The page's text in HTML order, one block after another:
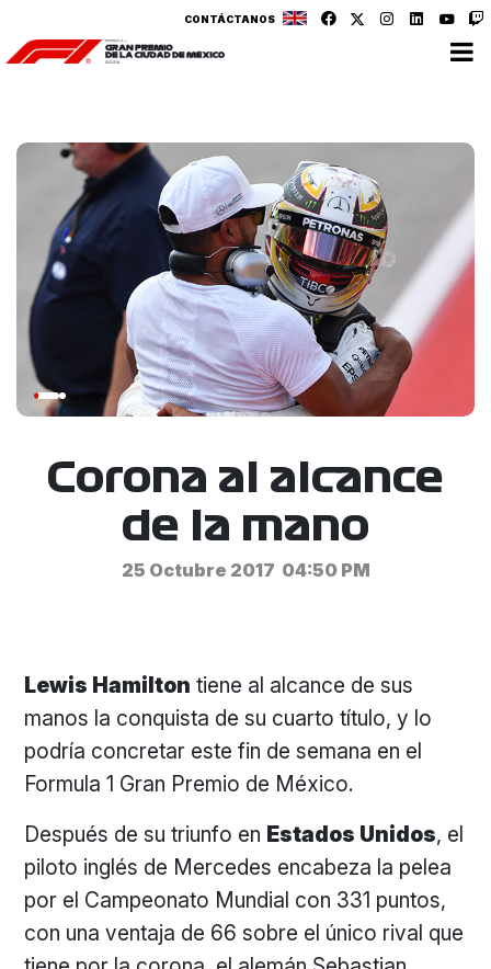
CONTÁCTANOS
Corona al alcance
de la mano
25 Octubre 2017 04:50 PM
Lewis Hamilton tiene al alcance de sus
manos la conquista de su cuarto título, y lo
podría concretar este fin de semana en el
Formula 1 Gran Premio de México.
Después de su triunfo en Estados Unidos, el
piloto inglés de Mercedes encabeza la pelea
por el Campeonato Mundial con 331 puntos,
con una ventaja de 66 sobre el único rival que